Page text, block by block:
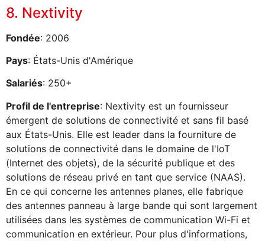
8. Nextivity
Fondée: 2006
Pays: États-Unis d'Amérique
Salariés: 250+
Profil de l'entreprise: Nextivity est un fournisseur
émergent de solutions de connectivité et sans fil basé
aux États-Unis. Elle est leader dans la fourniture de
solutions de connectivité dans le domaine de l'IoT
(Internet des objets), de la sécurité publique et des
solutions de réseau privé en tant que service (NAAS).
En ce qui concerne les antennes planes, elle fabrique
des antennes panneau à large bande qui sont largement
utilisées dans les systèmes de communication Wi-Fi et
communication en extérieur. Pour plus d'informations,